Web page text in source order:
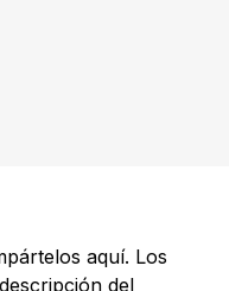
aquí. Los
del